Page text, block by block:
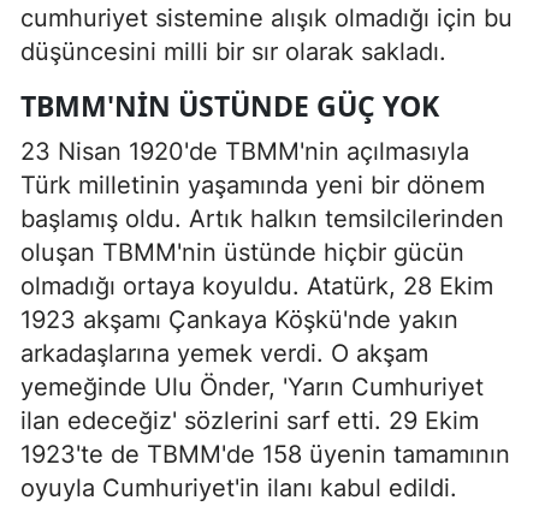
cumhuriyet sistemine alışık olmadığı için bu
düşüncesini milli bir sır olarak sakladı.
TBMM'NİN ÜSTÜNDE GÜÇ YOK
23 Nisan 1920'de TBMM'nin açılmasıyla
Türk milletinin yaşamında yeni bir dönem
başlamış oldu. Artık halkın temsilcilerinden
oluşan TBMM'nin üstünde hiçbir gücün
olmadığı ortaya koyuldu. Atatürk, 28 Ekim
1923 akşamı Çankaya Köşkü'nde yakın
arkadaşlarına yemek verdi. O akşam
yemeğinde Ulu Önder, 'Yarın Cumhuriyet
ilan edeceğiz' sözlerini sarf etti. 29 Ekim
1923'te de TBMM'de 158 üyenin tamamının
oyuyla Cumhuriyet'in ilanı kabul edildi.